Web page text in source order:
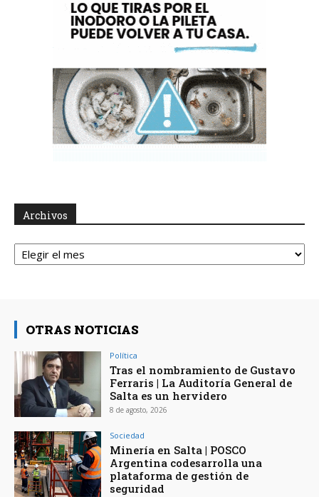
Archivos
Archivos
OTRAS NOTICIAS
Política
Tras el nombramiento de Gustavo
Ferraris | La Auditoría General de
Salta es un hervidero
8 de agosto, 2026
Sociedad
Minería en Salta | POSCO
Argentina codesarrolla una
plataforma de gestión de
seguridad